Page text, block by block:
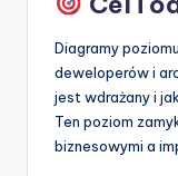
Diagramy
deweloperów i
jest wdrażany i
Ten poziom
biznesowymi a